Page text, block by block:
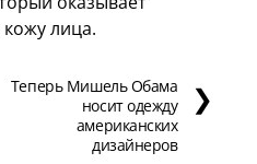
лица.
Теперь Мишель Обама
носит одежду
американских
дизайнеров
❯